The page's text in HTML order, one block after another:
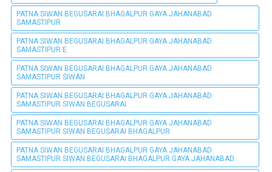
PATNA SIWAN BEGUSARAI BHAGALPUR GAYA JAHANABAD
SAMASTIPUR
PATNA SIWAN BEGUSARAI BHAGALPUR GAYA JAHANABAD
SAMASTIPUR E
PATNA SIWAN BEGUSARAI BHAGALPUR GAYA JAHANABAD
SAMASTIPUR SIWAN
PATNA SIWAN BEGUSARAI BHAGALPUR GAYA JAHANABAD
SAMASTIPUR SIWAN BEGUSARAI
PATNA SIWAN BEGUSARAI BHAGALPUR GAYA JAHANABAD
SAMASTIPUR SIWAN BEGUSARAI BHAGALPUR
PATNA SIWAN BEGUSARAI BHAGALPUR GAYA JAHANABAD
SAMASTIPUR SIWAN BEGUSARAI BHAGALPUR GAYA JAHANABAD